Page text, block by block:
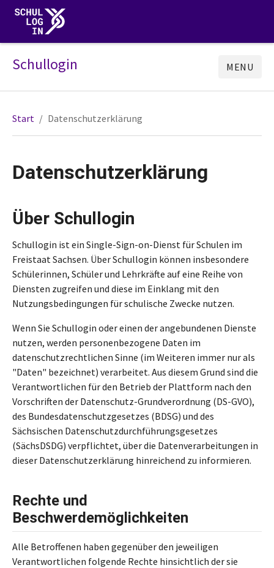
Schullogin MENU
Start Datenschutzerklärung
Datenschutzerklärung
Über Schullogin
Schullogin ist ein Single-Sign-on-Dienst für Schulen im
Freistaat Sachsen. Über Schullogin können insbesondere
Schülerinnen, Schüler und Lehrkräfte auf eine Reihe von
Diensten zugreifen und diese im Einklang mit den
Nutzungsbedingungen für schulische Zwecke nutzen.
Wenn Sie Schullogin oder einen der angebundenen Dienste
nutzen, werden personenbezogene Daten im
datenschutzrechtlichen Sinne (im Weiteren immer nur als
"Daten" bezeichnet) verarbeitet. Aus diesem Grund sind die
Verantwortlichen für den Betrieb der Plattform nach den
Vorschriften der Datenschutz-Grundverordnung (DS-GVO),
des Bundesdatenschutzgesetzes (BDSG) und des
Sächsischen Datenschutzdurchführungsgesetzes
(SächsDSDG) verpflichtet, über die Datenverarbeitungen in
dieser Datenschutzerklärung hinreichend zu informieren.
Rechte und
Beschwerdemöglichkeiten
Alle Betroffenen haben gegenüber den jeweiligen
Verantwortlichen folgende Rechte hinsichtlich der sie